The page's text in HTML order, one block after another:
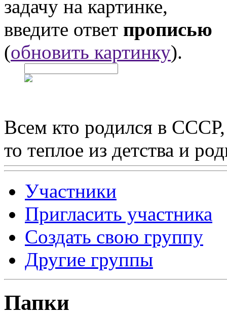
задачу на картинке,
введите ответ прописью
(обновить картинку).
Всем кто родился в
то теплое из детства и
Участники
Пригласить участника
Создать свою группу
Другие группы
Папки